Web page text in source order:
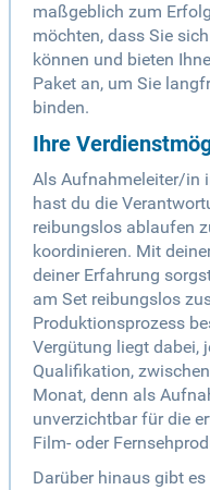
maßgeblich zum
möchten, dass Sie
können und bieten
Paket an, um Sie
binden.
Ihre
Als Aufnahmeleiter/in
hast du die
reibungslos ablaufen
koordinieren. Mit
deiner Erfahrung
am Set reibungslos
Produktionsprozess
Vergütung liegt dabei,
Qualifikation,
Monat, denn als
unverzichtbar für die
Film- oder
Darüber hinaus gibt